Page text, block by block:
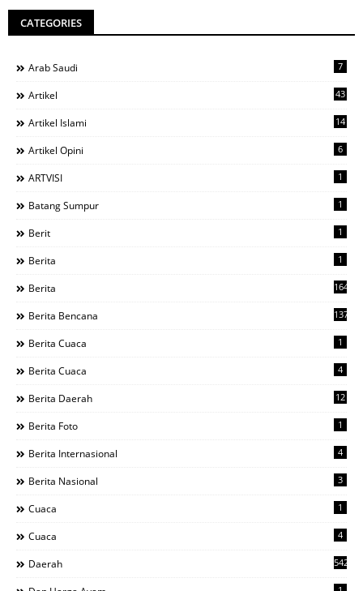
CATEGORIES
Arab Saudi 7
Artikel 43
Artikel Islami 14
Artikel Opini 6
ARTVISI 1
Batang Sumpur 1
Berit 1
Berita 1
Berita 1644
Berita Bencana 137
Berita Cuaca 1
Berita Cuaca 4
Berita Daerah 12
Berita Foto 1
Berita Internasional 4
Berita Nasional 3
Cuaca 1
Cuaca 4
Daerah 542